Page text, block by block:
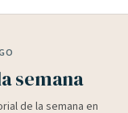
semana
de la semana en